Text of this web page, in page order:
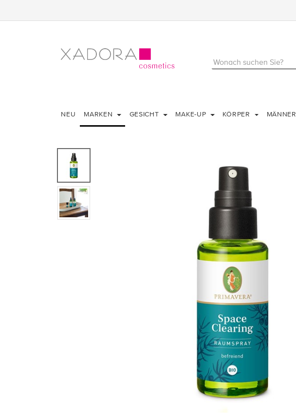
NEU MARKEN GESICHT MAKE-UP KÖRPER MÄNNER